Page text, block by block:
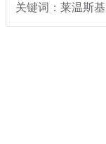
关键词：莱温斯